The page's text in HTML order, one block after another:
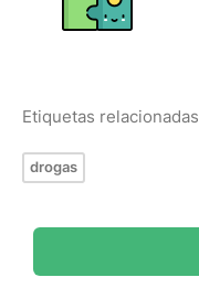
Etiquetas relacionadas
drogas